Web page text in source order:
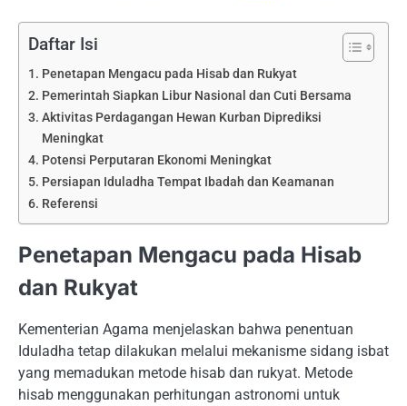
Daftar Isi
Penetapan Mengacu pada Hisab dan Rukyat
Pemerintah Siapkan Libur Nasional dan Cuti Bersama
Aktivitas Perdagangan Hewan Kurban Diprediksi
Meningkat
Potensi Perputaran Ekonomi Meningkat
Persiapan Iduladha Tempat Ibadah dan Keamanan
Referensi
Penetapan Mengacu pada Hisab
dan Rukyat
Kementerian Agama menjelaskan bahwa penentuan
Iduladha tetap dilakukan melalui mekanisme sidang isbat
yang memadukan metode hisab dan rukyat. Metode
hisab menggunakan perhitungan astronomi untuk